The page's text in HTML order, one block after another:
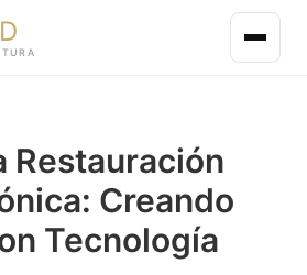
Restauración
Creando
Tecnología